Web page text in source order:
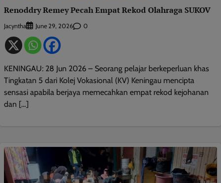
Renoddry Remey Pecah Empat Rekod Olahraga SUKOV
Jacyntha June 29, 2026 0
KENINGAU: 28 Jun 2026 – Seorang pelajar berkeperluan khas
Tingkatan 5 dari Kolej Vokasional (KV) Keningau mencipta
sensasi apabila berjaya memecahkan empat rekod kejohanan
dan […]